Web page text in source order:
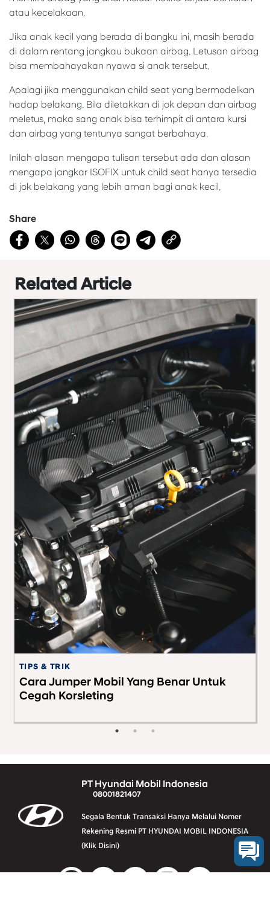
atau kecelakaan.
Jika anak kecil yang berada di bangku ini, masih berada
di dalam rentang jangkau bukaan airbag. Letusan airbag
bisa membahayakan nyawa si anak tersebut.
Apalagi jika menggunakan child seat yang bermodelkan
hadap belakang. Bila diletakkan di jok depan dan airbag
meletus, maka sang anak bisa terhimpit di antara kursi
dan airbag yang tentunya sangat berbahaya.
Inilah alasan mengapa tulisan tersebut ada dan alasan
mengapa jangkar ISOFIX untuk child seat hanya tersedia
di jok belakang yang lebih aman bagi anak kecil.
Share
Related Article
TIPS & TRIK
Cara Jumper Mobil Yang Benar Untuk
Cegah Korsleting
PT Hyundai Mobil Indonesia
08001821407
Segala Bentuk Transaksi Hanya Melalui Nomer
Rekening Resmi PT HYUNDAI MOBIL INDONESIA
(Klik Disini)